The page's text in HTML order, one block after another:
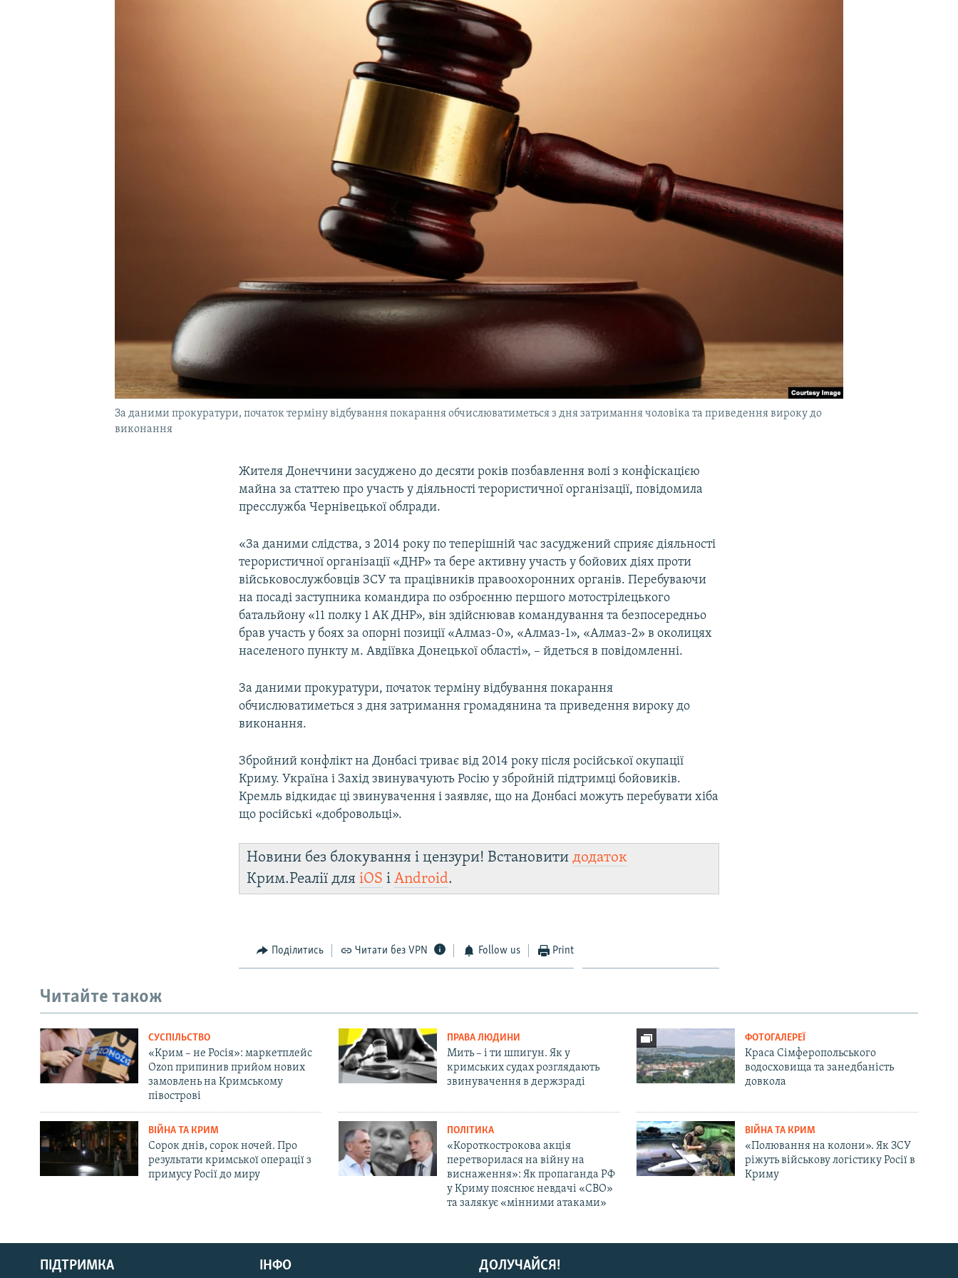
Русский
Qırımtatar
За даними прокуратури, початок терміну відбування покарання обчислюватиметься з дня затримання чоловіка та приведення вироку до
виконання
Жителя Донеччини засуджено до десяти років позбавлення волі з конфіскацією
майна за статтею про участь у діяльності терористичної організації, повідомила
пресслужба Чернівецької облради.
«За даними слідства, з 2014 року по теперішній час засуджений сприяє діяльності
терористичної організації «ДНР» та бере активну участь у бойових діях проти
військовослужбовців ЗСУ та працівників правоохоронних органів. Перебуваючи
на посаді заступника командира по озброєнню першого мотострілецького
батальйону «11 полку 1 АК ДНР», він здійснював командування та безпосередньо
брав участь у боях за опорні позиції «Алмаз-0», «Алмаз-1», «Алмаз-2» в околицях
населеного пункту м. Авдіївка Донецької області», – йдеться в повідомленні.
За даними прокуратури, початок терміну відбування покарання
обчислюватиметься з дня затримання громадянина та приведення вироку до
виконання.
Збройний конфлікт на Донбасі триває від 2014 року після російської окупації
Криму. Україна і Захід звинувачують Росію у збройній підтримці бойовиків.
Кремль відкидає ці звинувачення і заявляє, що на Донбасі можуть перебувати хіба
що російські «добровольці».
Новини без блокування і цензури! Встановитидодаток
Крим.Реалії дляiOS іAndroid.
Поділитись Читати без VPN Follow us Print
Читайте також
СУСПІЛЬСТВО
«Крим – не Росія»: маркетплейс
Ozon припинив прийом нових
замовлень на Кримському
півострові
ПРАВА ЛЮДИНИ
Мить – і ти шпигун. Як у
кримських судах розглядають
звинувачення в держзраді
ФОТОГАЛЕРЕЇ
Краса Сімферопольського
водосховища та занедбаність
довкола
ВІЙНА ТА КРИМ
Сорок днів, сорок ночей. Про
результати кримської операції з
примусу Росії до миру
ПОЛІТИКА
«Короткострокова акція
перетворилася на війну на
виснаження»: Як пропаганда РФ
у Криму пояснює невдачі «СВО»
та залякує «мінними атаками»
ВІЙНА ТА КРИМ
«Полювання на колони». Як ЗСУ
ріжуть військову логістику Росії в
Криму
ДОЛУЧАЙСЯ!
ПІДТРИМКА ІНФО